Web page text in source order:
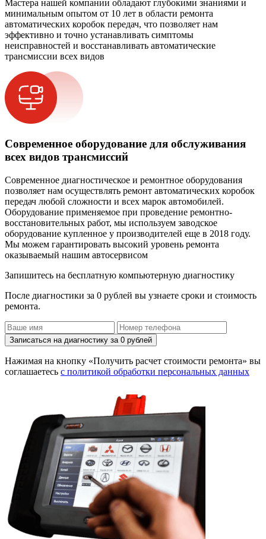
Мастера нашей компании обладают глубокими знаниями и
минимальным опытом от 10 лет в области ремонта
автоматических коробок передач, что позволяет нам
эффективно и точно устанавливать симптомы
неисправностей и восстанавливать автоматические
трансмиссии всех видов
Современное оборудование для обслуживания
всех видов трансмиссий
Современное диагностическое и ремонтное оборудования
позволяет нам осуществлять ремонт автоматических коробок
передач любой сложности и всех марок автомобилей.
Оборудование применяемое при проведение ремонтно-
восстановительных работ, мы используем заводское
оборудование купленное у производителей еще в 2018 году.
Мы можем гарантировать высокий уровень ремонта
оказываемый нашим автосервисом
Запишитесь на бесплатную компьютерную диагностику
После диагностики за 0 рублей вы узнаете сроки и стоимость
ремонта.
Записаться на диагностику за 0 рублей
Нажимая на кнопку «Получить расчет стоимости ремонта» вы
соглашаетесь с политикой обработки персональных данных